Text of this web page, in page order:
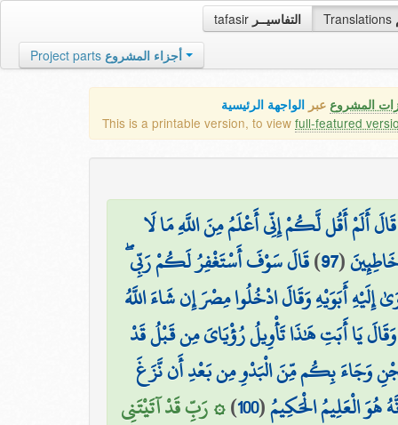
tafasir التفاسيــر Translations
Project parts أجزاء المشروع
المشروع عبر الواجهة الرئيسية
This is a printable version, to view full-featured
أَلَمْ أَقُل لَّكُمْ إِنِّي أَعْلَمُ مِنَ اللَّهِ مَا لَا
خَاطِئِينَ(
97
)قَالَ سَوْفَ أَسْتَغْفِرُ لَكُمْ رَبِّي ۖ
أَبَوَيْهِ وَقَالَ ادْخُلُوا مِصْرَ إِن شَاءَ اللَّهُ
يَا أَبَتِ هَٰذَا تَأْوِيلُ رُؤْيَايَ مِن قَبْلُ قَدْ
وَجَاءَ بِكُم مِّنَ الْبَدْوِ مِن بَعْدِ أَن نَّزَغَ
هُوَ الْعَلِيمُ الْحَكِيمُ(
100
)۞ رَبِّ قَدْ آتَيْتَنِي